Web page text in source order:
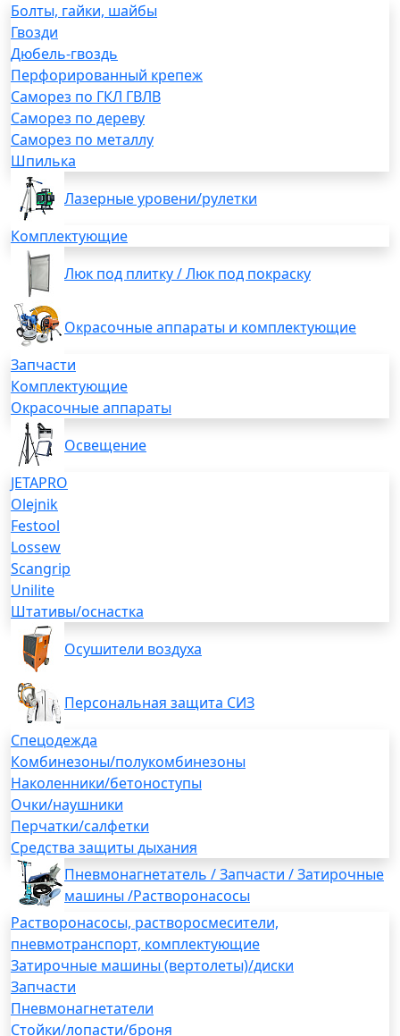
Болты, гайки, шайбы
Гвозди
Дюбель-гвоздь
Перфорированный крепеж
Саморез по ГКЛ ГВЛВ
Саморез по дереву
Саморез по металлу
Шпилька
Лазерные уровени/рулетки
Комплектующие
Люк под плитку / Люк под покраску
Окрасочные аппараты и комплектующие
Запчасти
Комплектующие
Окрасочные аппараты
Освещение
JETAPRO
Olejnik
Festool
Lossew
Scangrip
Unilite
Штативы/оснастка
Осушители воздуха
Персональная защита СИЗ
Спецодежда
Комбинезоны/полукомбинезоны
Наколенники/бетоноступы
Очки/наушники
Перчатки/салфетки
Средства защиты дыхания
Пневмонагнетатель / Запчасти / Затирочные
машины /Растворонасосы
Растворонасосы, растворосмесители,
пневмотранспорт, комплектующие
Затирочные машины (вертолеты)/диски
Запчасти
Пневмонагнетатели
Стойки/лопасти/броня